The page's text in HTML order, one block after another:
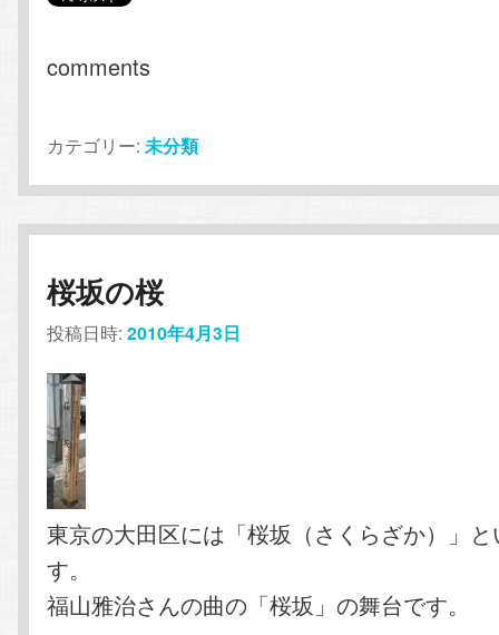
comments
カテゴリー: 未分類
桜坂の桜
投稿日時:2010年4月3日
東京の大田区には「桜坂（さくらざか）」
す。
福山雅治さんの曲の「桜坂」の舞台です。